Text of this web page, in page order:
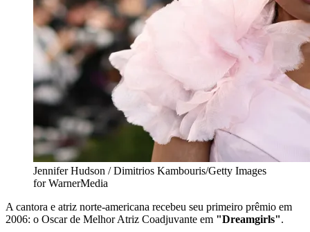
Jennifer Hudson / Dimitrios Kambouris/Getty Images
for WarnerMedia
A cantora e atriz norte-americana recebeu seu primeiro prêmio em
2006: o Oscar de Melhor Atriz Coadjuvante em "Dreamgirls".